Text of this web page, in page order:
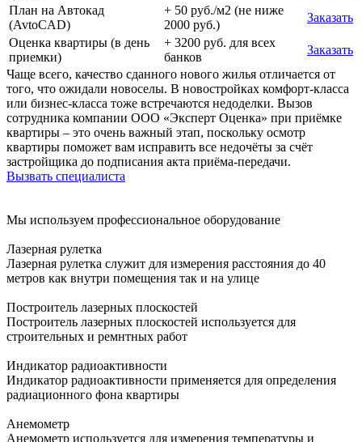
План на Автокад
(AvtoCAD)
+ 50 руб./м2 (не ниже
2000 руб.)
Заказать
Оценка квартиры (в день
приемки)
+ 3200 руб. для всех
банков
Заказать
Чаще всего, качество сданного нового жилья отличается от
того, что ожидали новоселы. В новостройках комфорт-класса
или бизнес-класса тоже встречаются недоделки. Вызов
сотрудника компании ООО «Эксперт Оценка» при приёмке
квартиры – это очень важный этап, поскольку осмотр
квартиры поможет вам исправить все недочёты за счёт
застройщика до подписания акта приёма-передачи.
Вызвать специалиста
Мы используем профессиональное оборудование
Лазерная рулетка
Лазерная рулетка служит для измерения расстояния до 40
метров как внутри помещения так и на улице
Построитель лазерных плоскостей
Построитель лазерных плоскостей используется для
строительных и ремнтных работ
Индикатор радиоактивности
Индикатор радиоактивности применяется для определения
радиационного фона квартиры
Анемометр
Анемометр используется для измерения температуры и